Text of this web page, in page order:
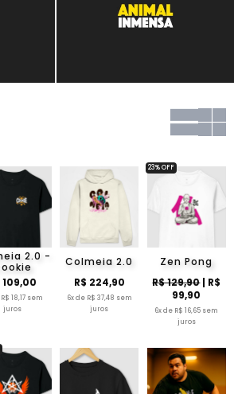
2.0 -
109,00
18,17 sem
juros
Colmeia 2.0
R$ 224,90
6x de R$ 37,48 sem
juros
Zen Pong
R$ 129,90| R$
99,90
6x de R$ 16,65 sem
juros
23% OFF